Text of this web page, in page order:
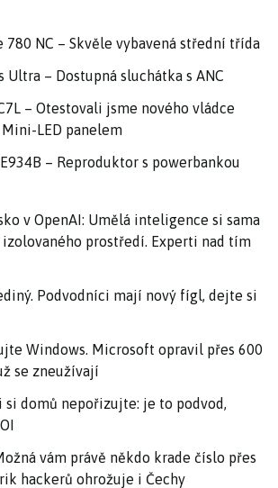
780 NC – Skvěle vybavená střední třída
Ultra – Dostupná sluchátka s ANC
– Otestovali jsme nového vládce
Mini-LED panelem
E934B – Reproduktor s powerbankou
v OpenAI: Umělá inteligence si sama
izolovaného prostředí. Experti nad tím
Podvodníci mají nový fígl, dejte si
Windows. Microsoft opravil přes 600
se zneužívají
domů nepořizujte: je to podvod,
vám právě někdo krade číslo přes
hackerů ohrožuje i Čechy